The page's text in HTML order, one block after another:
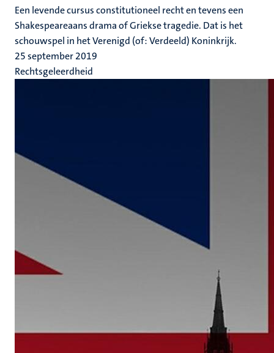
Een levende cursus constitutioneel recht en tevens een
Shakespeareaans drama of Griekse tragedie. Dat is het
schouwspel in het Verenigd (of: Verdeeld) Koninkrijk.
25 september 2019
Rechtsgeleerdheid